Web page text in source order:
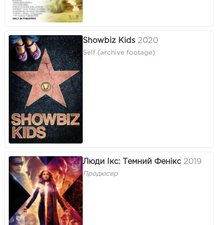
Showbiz Kids 2020
Self (archive footage)
Люди Ікс: Темний Фенікс 2019
Продюсер